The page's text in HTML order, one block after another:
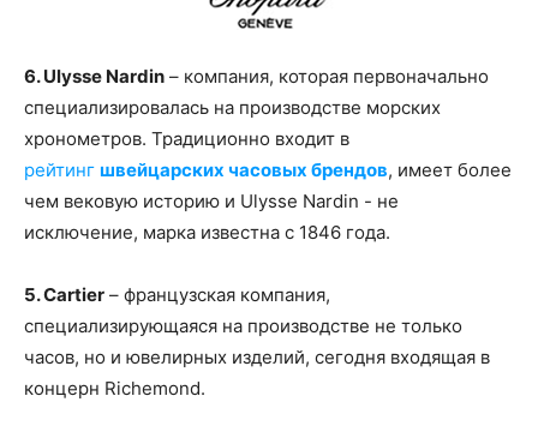
6. Ulysse Nardin – компания, которая первоначально
специализировалась на производстве морских
хронометров. Традиционно входит в
рейтинг швейцарских часовых брендов, имеет более
чем вековую историю и Ulysse Nardin - не
исключение, марка известна с 1846 года.
5. Cartier – французская компания,
специализирующаяся на производстве не только
часов, но и ювелирных изделий, сегодня входящая в
концерн Richemond.